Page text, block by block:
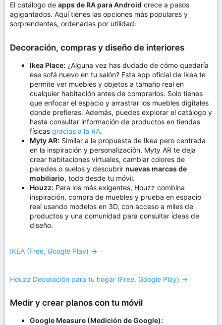
El catálogo de apps de RA para Android crece a pasos
agigantados. Aquí tienes las opciones más populares y
sorprendentes, ordenadas por utilidad:
Decoración, compras y diseño de interiores
Ikea Place: ¿Alguna vez has dudado de cómo quedaría
ese sofá nuevo en tu salón? Esta app oficial de Ikea te
permite ver muebles y objetos a tamaño real en
cualquier habitación antes de comprarlos. Solo tienes
que enfocar el espacio y arrastrar los muebles digitales
donde prefieras. Además, puedes explorar el catálogo y
hasta consultar información de productos en tiendas
físicas gracias a la RA.
Myty AR: Similar a la propuesta de Ikea pero centrada
en la inspiración y personalización, Myty AR te deja
crear habitaciones virtuales, cambiar colores de
paredes o suelos y descubrir nuevas marcas de
mobiliario, todo desde tu móvil.
Houzz: Para los más exigentes, Houzz combina
inspiración, compra de muebles y prueba en espacio
real usando modelos en 3D, con acceso a miles de
productos y una comunidad para consultar ideas de
diseño.
IKEA (Free, Google Play) →
Houzz Decoración para tu hogar (Free, Google Play) →
Medir y crear planos con tu móvil
Google Measure (Medición de Google):